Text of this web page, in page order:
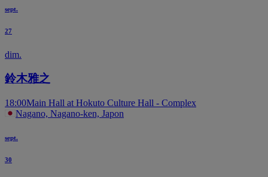
sept.
27
dim.
鈴木雅之
18:00Main Hall at Hokuto Culture Hall - Complex
Nagano, Nagano-ken, Japon
sept.
30